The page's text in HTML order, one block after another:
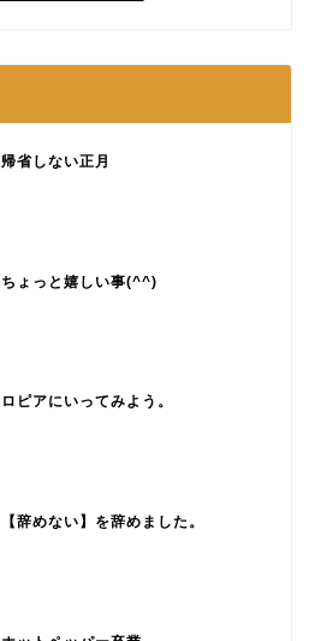
帰省しない正月
ちょっと嬉しい事(^^)
ロピアにいってみよう。
【辞めない】を辞めました。